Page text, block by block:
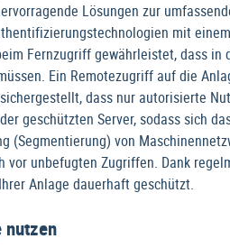
Lösungen zur
mit
Fernzugriff gewährleistet, dass in
Ein Remotezugriff auf die
dass nur autorisierte
geschützten Server, sodass sich
(Segmentierung) von
unbefugten Zugriffen. Dank
Anlage dauerhaft geschützt.
nutzen